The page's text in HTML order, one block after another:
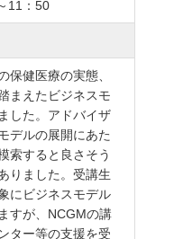
11：50
保健医療の実態、
まえたビジネスモ
した。アドバイザ
デルの展開にあた
索すると良さそう
りました。受講生
にビジネスモデル
すが、NCGMの講
ター等の支援を受